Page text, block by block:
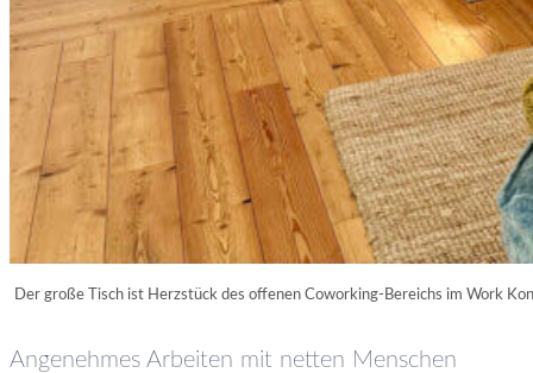
Der große Tisch ist Herzstück des offenen Coworking-Bereichs im Work
Angenehmes Arbeiten mit netten Menschen